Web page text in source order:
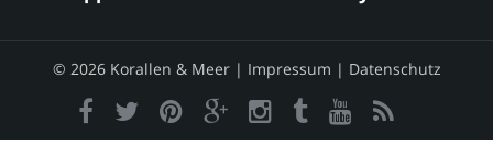
© 2026 Korallen & Meer | Impressum | Datenschutz